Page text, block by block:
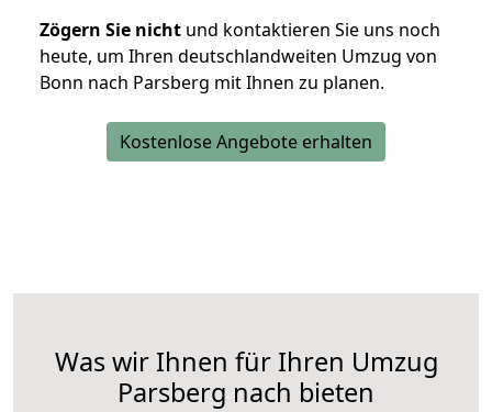
Zögern Sie nicht und kontaktieren Sie uns noch
heute, um Ihren deutschlandweiten Umzug von
Bonn nach Parsberg mit Ihnen zu planen.
Kostenlose Angebote erhalten
Was wir Ihnen für Ihren Umzug
Parsberg nach bieten